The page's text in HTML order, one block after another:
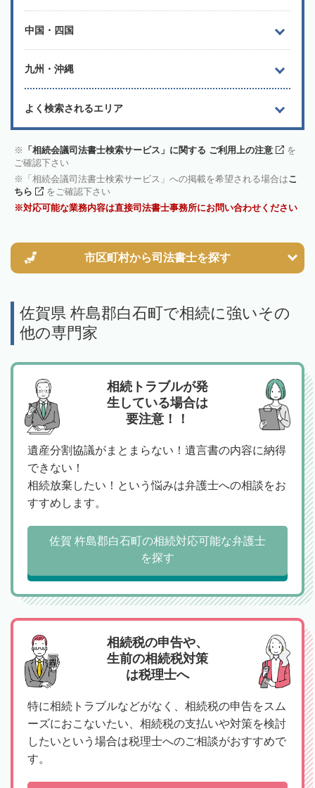
中国・四国
九州・沖縄
よく検索されるエリア
「相続会議司法書士検索サービス」に関する ご利用上の注意
を
ご確認下さい
「相続会議司法書士検索サービス」への掲載を希望される場合はこ
ちら
をご確認下さい
対応可能な業務内容は直接司法書士事務所にお問い合わせください
市区町村から司法書士を探す
佐賀県 杵島郡白石町で相続に強いその
他の専門家
相続トラブルが発
生している場合は
要注意！！
遺産分割協議がまとまらない！遺言書の内容に納得
できない！
相続放棄したい！という悩みは弁護士への相談をお
すすめします。
佐賀 杵島郡白石町の相続対応可能な弁護士
を探す
相続税の申告や、
生前の相続税対策
は税理士へ
特に相続トラブルなどがなく、相続税の申告をスム
ーズにおこないたい、相続税の支払いや対策を検討
したいという場合は税理士へのご相談がおすすめで
す。